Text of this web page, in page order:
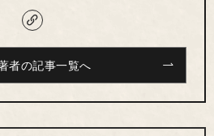
者の記事一覧へ